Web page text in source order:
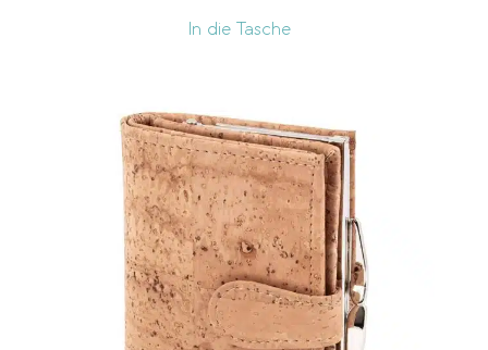
In die Tasche